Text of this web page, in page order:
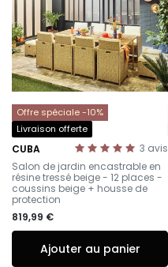
Offre spéciale -10%
Livraison offerte
3 avis
CUBA
-
Salon de jardin encastrable en
résine tressé beige - 12 places -
coussins beige + housse de
protection
819,99 €
Ajouter au panier